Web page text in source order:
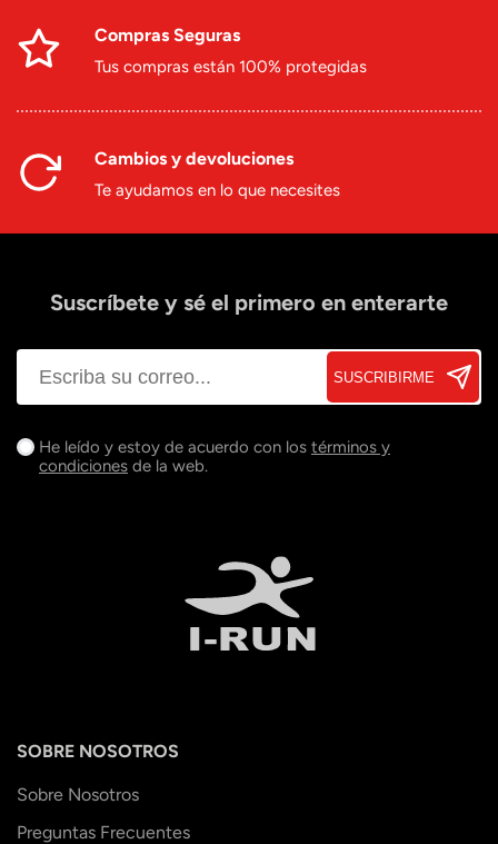
Compras Seguras
Tus compras están 100% protegidas
Cambios y devoluciones
Te ayudamos en lo que necesites
Suscríbete y sé el primero en enterarte
SUSCRIBIRME
He leído y estoy de acuerdo con los términos y
condiciones de la web.
SOBRE NOSOTROS
Sobre Nosotros
Preguntas Frecuentes